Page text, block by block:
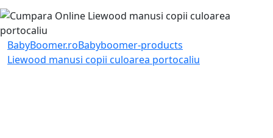
BabyBoomer.roBabyboomer-products
Liewood manusi copii culoarea portocaliu